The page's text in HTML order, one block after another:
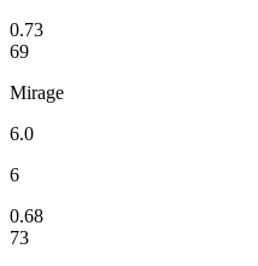
0.73
69
Mirage
6.0
6
0.68
73